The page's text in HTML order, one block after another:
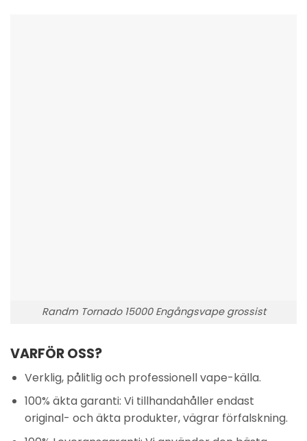
Randm Tornado 15000 Engångsvape grossist
VARFÖR OSS?
Verklig, pålitlig och professionell vape-källa.
100% äkta garanti: Vi tillhandahåller endast
original- och äkta produkter, vägrar förfalskning.